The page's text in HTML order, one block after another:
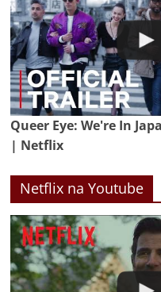
Queer Eye: We're In
| Netflix
Netflix na Youtube